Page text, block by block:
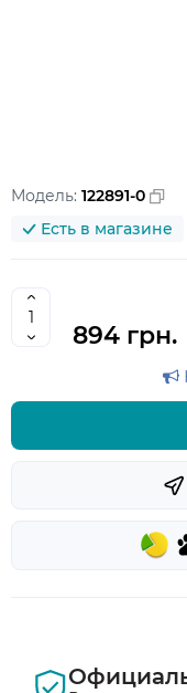
Модель: 122891-0
Есть в магазине
894 грн.